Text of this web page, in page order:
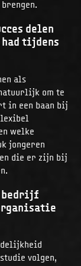
delen
tijdens
als
om te
in een baan bij
welke
jongeren
die er zijn bij
bedrijf
volgen,